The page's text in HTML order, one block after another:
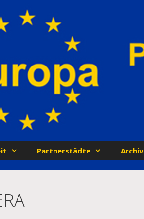
Partnerstädte Archiv